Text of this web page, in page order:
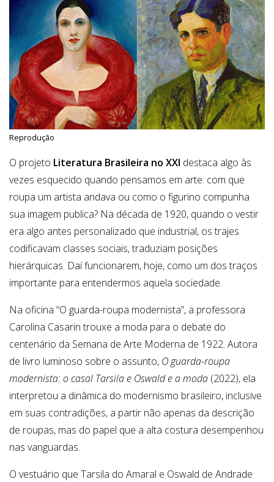
Reprodução
O projeto Literatura Brasileira no XXI destaca algo às
vezes esquecido quando pensamos em arte: com que
roupa um artista andava ou como o figurino compunha
sua imagem publica? Na década de 1920, quando o vestir
era algo antes personalizado que industrial, os trajes
codificavam classes sociais, traduziam posições
hierárquicas. Daí funcionarem, hoje, como um dos traços
importante para entendermos aquela sociedade.
Na oficina “O guarda-roupa modernista”, a professora
Carolina Casarin trouxe a moda para o debate do
centenário da Semana de Arte Moderna de 1922. Autora
de livro luminoso sobre o assunto, O guarda-roupa
modernista: o casal Tarsila e Oswald e a moda (2022), ela
interpretou a dinâmica do modernismo brasileiro, inclusive
em suas contradições, a partir não apenas da descrição
de roupas, mas do papel que a alta costura desempenhou
nas vanguardas.
O vestuário que Tarsila do Amaral e Oswald de Andrade